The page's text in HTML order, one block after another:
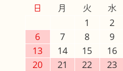
日 月 火 水
1
2
6
7 8 9
13
14 15 16
20
21 22 23